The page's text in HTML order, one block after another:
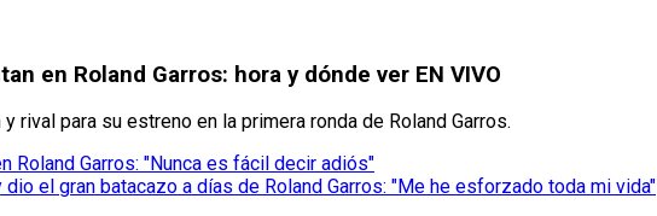
en Roland Garros: hora y dónde ver EN VIVO
rival para su estreno en la primera ronda de Roland Garros.
Roland Garros: "Nunca es fácil decir adiós"
dio el gran batacazo a días de Roland Garros: "Me he esforzado toda mi vida"